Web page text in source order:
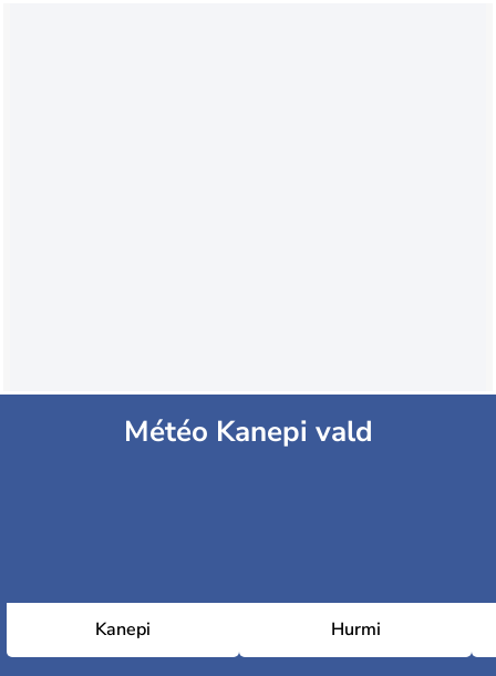
Météo Kanepi vald
Kanepi Hurmi